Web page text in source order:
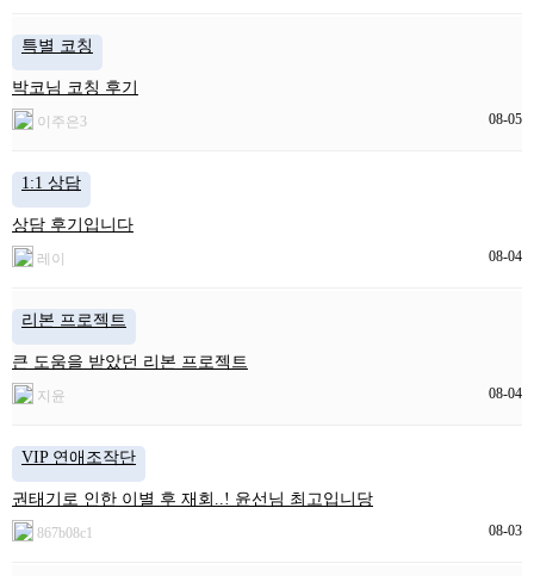
특별 코칭
박코님 코칭 후기
이주은3 08-05
1:1 상담
상담 후기입니다
레이 08-04
리본 프로젝트
큰 도움을 받았던 리본 프로젝트
지윤 08-04
VIP 연애조작단
권태기로 인한 이별 후 재회..! 윤선님 최고입니당
867b08c1 08-03